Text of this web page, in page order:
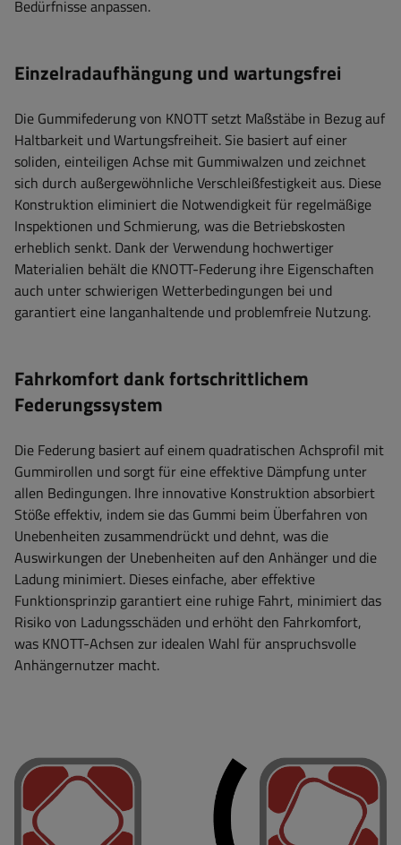
Bedürfnisse anpassen.
Einzelradaufhängung und wartungsfrei
Die Gummifederung von KNOTT setzt Maßstäbe in Bezug auf
Haltbarkeit und Wartungsfreiheit. Sie basiert auf einer
soliden, einteiligen Achse mit Gummiwalzen und zeichnet
sich durch außergewöhnliche Verschleißfestigkeit aus. Diese
Konstruktion eliminiert die Notwendigkeit für regelmäßige
Inspektionen und Schmierung, was die Betriebskosten
erheblich senkt. Dank der Verwendung hochwertiger
Materialien behält die KNOTT-Federung ihre Eigenschaften
auch unter schwierigen Wetterbedingungen bei und
garantiert eine langanhaltende und problemfreie Nutzung.
Fahrkomfort dank fortschrittlichem
Federungssystem
Die Federung basiert auf einem quadratischen Achsprofil mit
Gummirollen und sorgt für eine effektive Dämpfung unter
allen Bedingungen. Ihre innovative Konstruktion absorbiert
Stöße effektiv, indem sie das Gummi beim Überfahren von
Unebenheiten zusammendrückt und dehnt, was die
Auswirkungen der Unebenheiten auf den Anhänger und die
Ladung minimiert. Dieses einfache, aber effektive
Funktionsprinzip garantiert eine ruhige Fahrt, minimiert das
Risiko von Ladungsschäden und erhöht den Fahrkomfort,
was KNOTT-Achsen zur idealen Wahl für anspruchsvolle
Anhängernutzer macht.